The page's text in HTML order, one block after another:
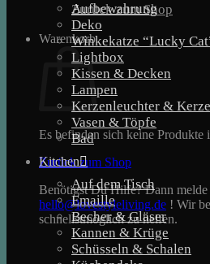
Zurück zum Shop
Warenkorb
Es befinden sich keine Produkte
Zurück zum Shop
Benötigst Du Hilfe? Dann melde
hello@lovestyleliving.de ! Wir
schnellstmöglich zu helfen.
Aufbewahrung
Deko
Winkekatze “Lucky
Lightbox
Kissen & Decken
Lampen
Kerzenleuchter &
Vasen & Töpfe
Bad
Kitchen
Auf dem Tisch
Emaille
Becher & Gläser
Kannen & Krüge
Schüsseln & Schalen